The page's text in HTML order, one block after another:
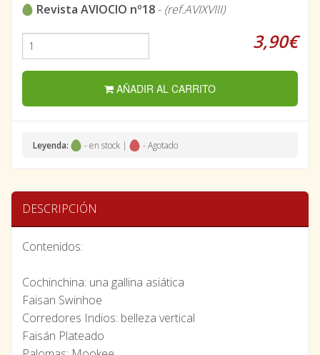
Revista AVIOCIO nº18- (ref.AVIXVIII)
3,90€
AÑADIR AL CARRITO
Leyenda: - en stock | - Agotado
DESCRIPCIÓN
Contenidos:
Cochinchina: una gallina asiática
Faisan Swinhoe
Corredores Indios: belleza vertical
Faisán Plateado